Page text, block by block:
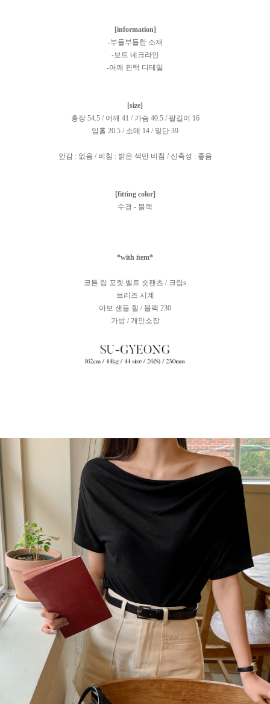
[information]
-부들부들한 소재
-보트 네크라인
-어깨 핀턱 디테일
[size]
총장 54.5 / 어깨 41 / 가슴 40.5 / 팔길이 16
암홀 20.5 / 소매 14 / 밑단 39
안감 : 없음 / 비침 : 밝은 색만 비침 / 신축성 : 좋음
[fitting color]
수경 - 블랙
*with item*
코튼 립 포켓 벨트 숏팬츠 / 크림s
브리즈 시계
아보 샌들 힐 / 블랙 230
가방 / 개인소장